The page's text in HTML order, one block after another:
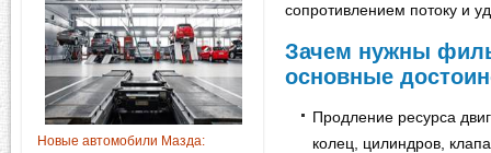
Новые автомобили Мазда:
сопротивлением потоку и
Зачем нужны
основные
Продление ресурса
колец, цилиндров,